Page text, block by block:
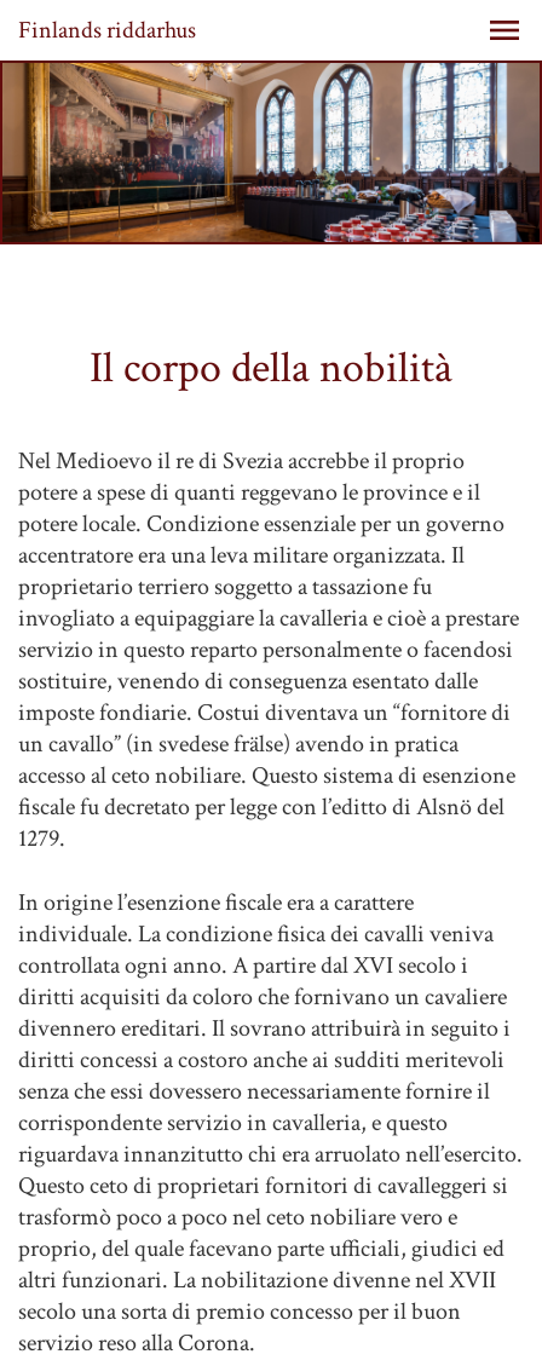
Finlands riddarhus
Il corpo della nobilità
Nel Medioevo il re di Svezia accrebbe il proprio
potere a spese di quanti reggevano le province e il
potere locale. Condizione essenziale per un governo
accentratore era una leva militare organizzata. Il
proprietario terriero soggetto a tassazione fu
invogliato a equipaggiare la cavalleria e cioè a prestare
servizio in questo reparto personalmente o facendosi
sostituire, venendo di conseguenza esentato dalle
imposte fondiarie. Costui diventava un “fornitore di
un cavallo” (in svedese frälse) avendo in pratica
accesso al ceto nobiliare. Questo sistema di esenzione
fiscale fu decretato per legge con l’editto di Alsnö del
1279.
In origine l’esenzione fiscale era a carattere
individuale. La condizione fisica dei cavalli veniva
controllata ogni anno. A partire dal XVI secolo i
diritti acquisiti da coloro che fornivano un cavaliere
divennero ereditari. Il sovrano attribuirà in seguito i
diritti concessi a costoro anche ai sudditi meritevoli
senza che essi dovessero necessariamente fornire il
corrispondente servizio in cavalleria, e questo
riguardava innanzitutto chi era arruolato nell’esercito.
Questo ceto di proprietari fornitori di cavalleggeri si
trasformò poco a poco nel ceto nobiliare vero e
proprio, del quale facevano parte ufficiali, giudici ed
altri funzionari. La nobilitazione divenne nel XVII
secolo una sorta di premio concesso per il buon
servizio reso alla Corona.